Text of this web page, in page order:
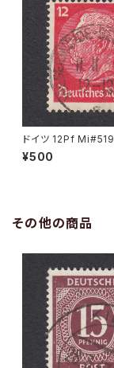
ドイツ 12Pf
み切手｜
ESTEMÜNDE
¥500
その他の商品